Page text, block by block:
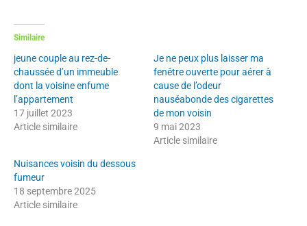
Similaire
jeune couple au rez-de-
chaussée d’un immeuble
dont la voisine enfume
l’appartement
17 juillet 2023
Article similaire
Je ne peux plus laisser ma
fenêtre ouverte pour aérer à
cause de l’odeur
nauséabonde des cigarettes
de mon voisin
9 mai 2023
Article similaire
Nuisances voisin du dessous
fumeur
18 septembre 2025
Article similaire